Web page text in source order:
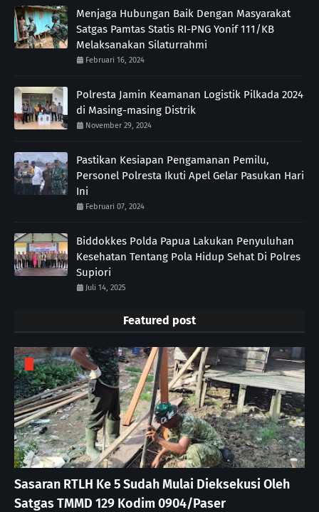
Menjaga Hubungan Baik Dengan Masyarakat
Satgas Pamtas Statis RI-PNG Yonif 111/KB
Melaksanakan Silaturrahmi
Februari 16, 2024
Polresta Jamin Keamanan Logistik Pilkada 2024
di Masing-masing Distrik
November 29, 2024
Pastikan Kesiapan Pengamanan Pemilu,
Personel Polresta Ikuti Apel Gelar Pasukan Hari
Ini
Februari 07, 2024
Biddokkes Polda Papua Lakukan Penyuluhan
Kesehatan Tentang Pola Hidup Sehat Di Polres
Supiori
Juli 14, 2025
Featured post
Sasaran RTLH Ke 5 Sudah Mulai Dieksekusi Oleh
Satgas TMMD 129 Kodim 0904/Paser